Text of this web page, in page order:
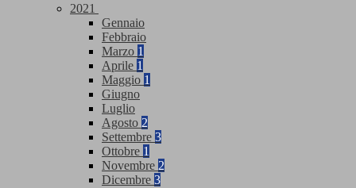
2021
Gennaio
Febbraio
Marzo 1
Aprile 1
Maggio 1
Giugno
Luglio
Agosto 2
Settembre 3
Ottobre 1
Novembre 2
Dicembre 3